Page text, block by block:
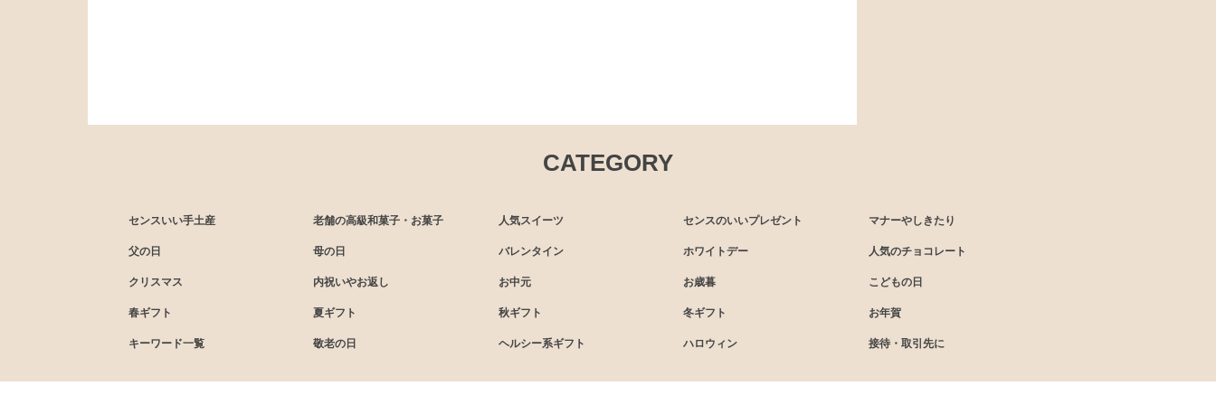
CATEGORY
センスいい手土産 老舗の高級和菓子・お菓子 人気スイーツ センスのいいプレゼント マナーやしきたり
父の日 母の日 バレンタイン ホワイトデー 人気のチョコレート
クリスマス 内祝いやお返し お中元 お歳暮 こどもの日
春ギフト 夏ギフト 秋ギフト 冬ギフト お年賀
キーワード一覧 敬老の日 ヘルシー系ギフト ハロウィン 接待・取引先に